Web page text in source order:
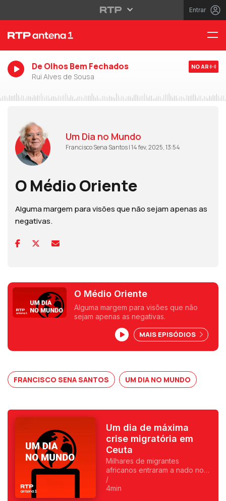
Entrar
De Olhos Bem Fechados
Rui Alves de Sousa
NO AR
Um Dia no Mundo
Francisco Sena Santos | 14 fev, 2025, 13:54
O Médio Oriente
Alguma margem para visões que não sejam apenas as
negativas.
O Médio Oriente
Alguma margem para visões que não
sejam apenas as negativas.
MAIS EPISÓDIOS
FRANCISCO SENA SANTOS UM DIA NO MUNDO
Um dia de máxima
crise migratória em
Ceuta
Milhares de migrantes
africanos entraram a nado no
enclave espanhol. Fica
exposta uma chantagem
/
4min